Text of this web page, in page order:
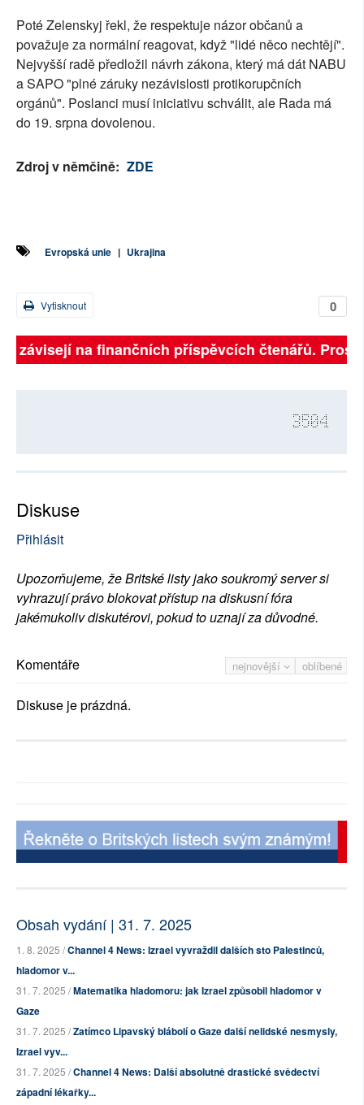
Poté Zelenskyj řekl, že respektuje názor občanů a
považuje za normální reagovat, když "lidé něco nechtějí".
Nejvyšší radě předložil návrh zákona, který má dát NABU
a SAPO "plné záruky nezávislosti protikorupčních
orgánů". Poslanci musí iniciativu schválit, ale Rada má
do 19. srpna dovolenou.
Zdroj v němčině: ZDE
Evropská unie | Ukrajina
0
Vytisknout
závisejí na finančních příspěvcích čtenářů.
3504
Diskuse
Přihlásit
Upozorňujeme, že Britské listy jako soukromý server si
vyhrazují právo blokovat přístup na diskusní fóra
jakémukoliv diskutérovi, pokud to uznají za důvodné.
nejnovější oblíbené
Komentáře
Diskuse je prázdná.
Obsah vydání | 31. 7. 2025
1. 8. 2025 /Channel 4 News: Izrael vyvraždil dalších sto Palestinců,
hladomor v...
31. 7. 2025 /Matematika hladomoru: jak Izrael způsobil hladomor v
Gaze
31. 7. 2025 /Zatímco Lipavský blábolí o Gaze další nelidské nesmysly,
Izrael vyv...
31. 7. 2025 /Channel 4 News: Další absolutně drastické svědectví
západní lékařky...